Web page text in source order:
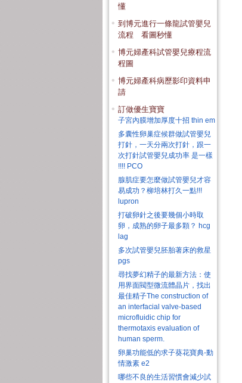
懂
到博元進行一條龍試管嬰兒
流程 看圖秒懂
博元婦產科試管嬰兒療程流
程圖
博元婦產科病歷影印資料申
請
訂做優生寶寶
子宮內膜增加厚度十招 thin em
多囊性卵巢症候群做試管嬰兒
打針，一天分兩次打針，跟一
次打針試管嬰兒成功率 是一樣
!!!! PCO
腺肌症要怎麼做試管嬰兒才容
易成功？柳培林打久一點!!!
lupron
打破卵針之後要幾個小時取
卵，成熟的卵子最多顆？ hcg
lag
多次試管嬰兒胚胎著床的救星
pgs
尋找夢幻精子的最新方法：使
用界面閥型微流體晶片，找出
最佳精子The construction of
an interfacial valve-based
microfluidic chip for
thermotaxis evaluation of
human sperm.
卵巢功能低的求子葵花寶典-動
情激素 e2
哪些不良的生活習慣會減少試